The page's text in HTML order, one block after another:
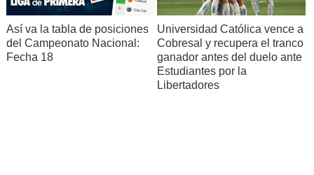
Así va la tabla de posiciones
del Campeonato Nacional:
Fecha 18
Universidad Católica vence a
Cobresal y recupera el tranco
ganador antes del duelo ante
Estudiantes por la
Libertadores